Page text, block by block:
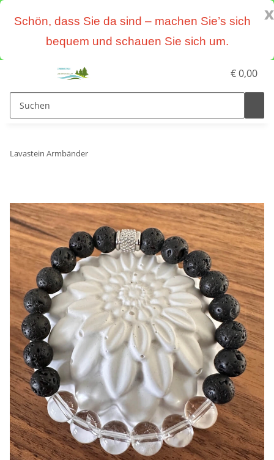
x
Schön, dass Sie da sind – machen Sie’s sich
bequem und schauen Sie sich um.
€ 0,00
Lavastein Armbänder